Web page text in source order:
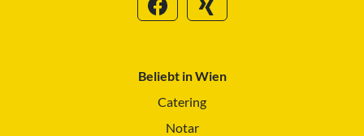
Beliebt in Wien
Catering
Notar